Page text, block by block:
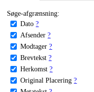
Søge-afgrænsning:
Dato ?
Afsender ?
Modtager ?
Brevtekst ?
Herkomst ?
Original Placering ?